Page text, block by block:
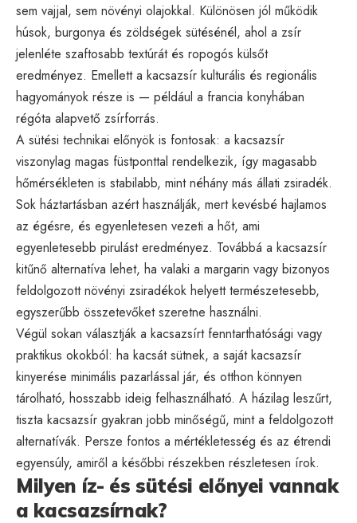
sem vajjal, sem növényi olajokkal. Különösen jól működik
húsok, burgonya és zöldségek sütésénél, ahol a zsír
jelenléte szaftosabb textúrát és ropogós külsőt
eredményez. Emellett a kacsazsír kulturális és regionális
hagyományok része is — például a francia konyhában
régóta alapvető zsírforrás.
A sütési technikai előnyök is fontosak: a kacsazsír
viszonylag magas füstponttal rendelkezik, így magasabb
hőmérsékleten is stabilabb, mint néhány más állati zsiradék.
Sok háztartásban azért használják, mert kevésbé hajlamos
az égésre, és egyenletesen vezeti a hőt, ami
egyenletesebb pirulást eredményez. Továbbá a kacsazsír
kitűnő alternatíva lehet, ha valaki a margarin vagy bizonyos
feldolgozott növényi zsiradékok helyett természetesebb,
egyszerűbb összetevőket szeretne használni.
Végül sokan választják a kacsazsírt fenntarthatósági vagy
praktikus okokból: ha kacsát sütnek, a saját kacsazsír
kinyerése minimális pazarlással jár, és otthon könnyen
tárolható, hosszabb ideig felhasználható. A házilag leszűrt,
tiszta kacsazsír gyakran jobb minőségű, mint a feldolgozott
alternatívák. Persze fontos a mértékletesség és az étrendi
egyensúly, amiről a későbbi részekben részletesen írok.
Milyen íz- és sütési előnyei vannak
a kacsazsírnak?